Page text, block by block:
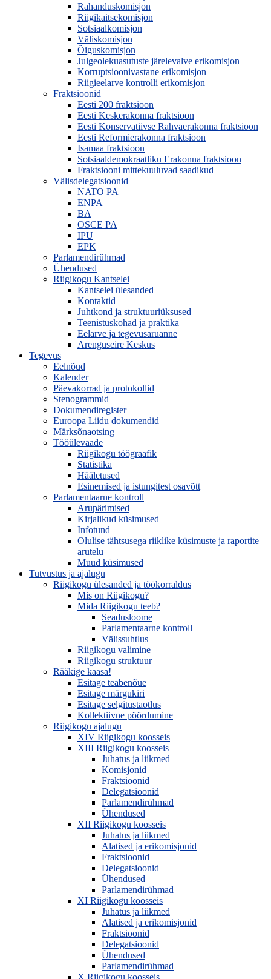
Rahanduskomisjon
Riigikaitsekomisjon
Sotsiaalkomisjon
Väliskomisjon
Õiguskomisjon
Julgeolekuasutuste järelevalve erikomisjon
Korruptsioonivastane erikomisjon
Riigieelarve kontrolli erikomisjon
Fraktsioonid
Eesti 200 fraktsioon
Eesti Keskerakonna fraktsioon
Eesti Konservatiivse Rahvaerakonna fraktsioon
Eesti Reformierakonna fraktsioon
Isamaa fraktsioon
Sotsiaaldemokraatliku Erakonna fraktsioon
Fraktsiooni mittekuuluvad saadikud
Välisdelegatsioonid
NATO PA
ENPA
BA
OSCE PA
IPU
EPK
Parlamendirühmad
Ühendused
Riigikogu Kantselei
Kantselei ülesanded
Kontaktid
Juhtkond ja struktuuriüksused
Teenistuskohad ja praktika
Eelarve ja tegevusaruanne
Arenguseire Keskus
Tegevus
Eelnõud
Kalender
Päevakorrad ja protokollid
Stenogrammid
Dokumendiregister
Euroopa Liidu dokumendid
Märksõnaotsing
Tööülevaade
Riigikogu töögraafik
Statistika
Hääletused
Esinemised ja istungitest osavõtt
Parlamentaarne kontroll
Arupärimised
Kirjalikud küsimused
Infotund
Olulise tähtsusega riiklike küsimuste ja raportite
arutelu
Muud küsimused
Tutvustus ja ajalugu
Riigikogu ülesanded ja töökorraldus
Mis on Riigikogu?
Mida Riigikogu teeb?
Seadusloome
Parlamentaarne kontroll
Välissuhtlus
Riigikogu valimine
Riigikogu struktuur
Rääkige kaasa!
Esitage teabenõue
Esitage märgukiri
Esitage selgitustaotlus
Kollektiivne pöördumine
Riigikogu ajalugu
XIV Riigikogu koosseis
XIII Riigikogu koosseis
Juhatus ja liikmed
Komisjonid
Fraktsioonid
Delegatsioonid
Parlamendirühmad
Ühendused
XII Riigikogu koosseis
Juhatus ja liikmed
Alatised ja erikomisjonid
Fraktsioonid
Delegatsioonid
Ühendused
Parlamendirühmad
XI Riigikogu koosseis
Juhatus ja liikmed
Alatised ja erikomisjonid
Fraktsioonid
Delegatsioonid
Ühendused
Parlamendirühmad
X Riigikogu koosseis